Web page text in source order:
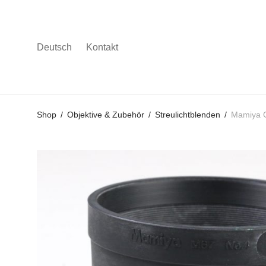
Deutsch Kontakt
Shop / Objektive & Zubehör / Streulichtblenden / Mamiya